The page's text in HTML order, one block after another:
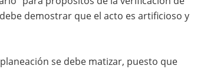
demostrar que el acto es artificioso y
se debe matizar, puesto que